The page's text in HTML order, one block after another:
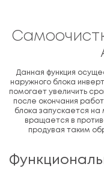
Данная функция
наружного блока
помогает увеличить
после окончания
блока запускается на
вращается в
продувая таким